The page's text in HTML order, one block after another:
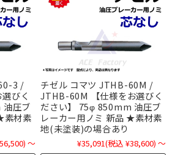
3 /
びく
圧ブ
素材素
～
チゼル コマツ JTHB-60M /
JTHB-60M 【仕様をお選びく
ださい】 75φ 850mm 油圧ブ
レーカー用ノミ 新品 ★素材素
地(未塗装)の場合あり
¥35,091(税込 ¥38,600) ～